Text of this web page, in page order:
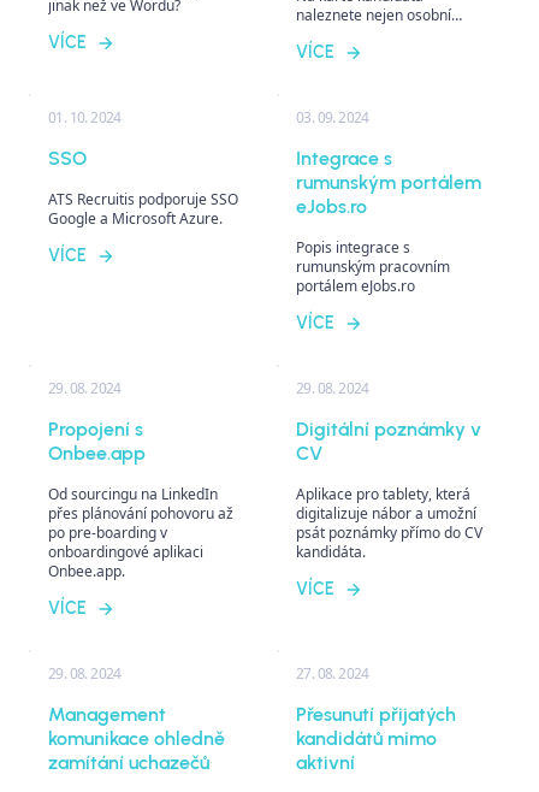
jinak než ve Wordu?
VÍCE
naleznete nejen osobní
pozicích, na které se
poznámek, historie
pohovoru atd.
VÍCE
01. 10. 2024
SSO
ATS Recruitis podporuje SSO
Google a Microsoft Azure.
VÍCE
03. 09. 2024
Integrace s
rumunským portálem
eJobs.ro
Popis integrace s
rumunským pracovním
portálem eJobs.ro
VÍCE
29. 08. 2024
Propojení s
Onbee.app
Od sourcingu na LinkedIn
přes plánování pohovoru až
po pre-boarding v
onboardingové aplikaci
Onbee.app.
VÍCE
29. 08. 2024
Digitální poznámky v
CV
Aplikace pro tablety, která
digitalizuje nábor a umožní
psát poznámky přímo do CV
kandidáta.
VÍCE
29. 08. 2024
Management
komunikace ohledně
zamítání uchazečů
27. 08. 2024
Přesunutí přijatých
kandidátů mimo
aktivní